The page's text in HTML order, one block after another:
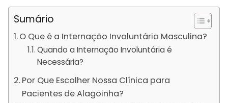
Sumário
O Que é a Internação Involuntária Masculina?
Quando a Internação Involuntária é
Necessária?
Por Que Escolher Nossa Clínica para
Pacientes de Alagoinha?